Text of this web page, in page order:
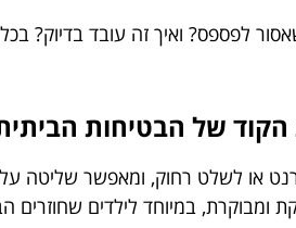
לפספס? ואיך זה עובד בדיוק?
של הבטיחות
או לשלט רחוק, ומאפשר שליטה
ומבוקרת, במיוחד לילדים שחוזרים